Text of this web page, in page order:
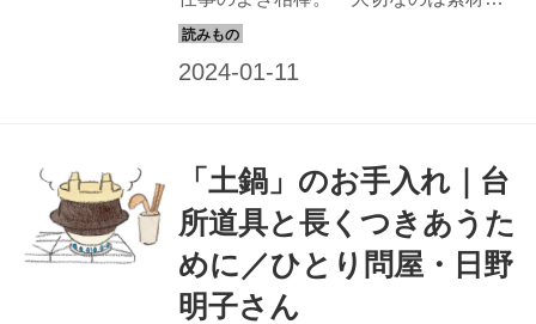
もの...
知ること」と話す「ひとり問屋」で道
「土鍋」のお手入れ｜台
所道具と長くつきあうた
めに／ひとり問屋・日野
明子さん